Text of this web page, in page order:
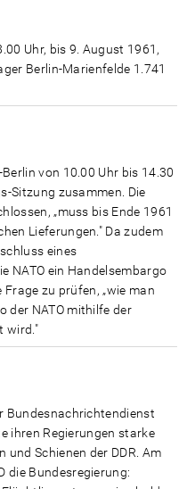
Uhr, bis 9. August 1961,
Berlin-Marienfelde 1.741
von 10.00 Uhr bis 14.30
Sitzung zusammen. Die
„muss bis Ende 1961
Lieferungen." Da zudem
eines
NATO ein Handelsembargo
Frage zu prüfen, „wie man
der NATO mithilfe der
wird."
Bundesnachrichtendienst
ihren Regierungen starke
Schienen der DDR. Am
die Bundesregierung: